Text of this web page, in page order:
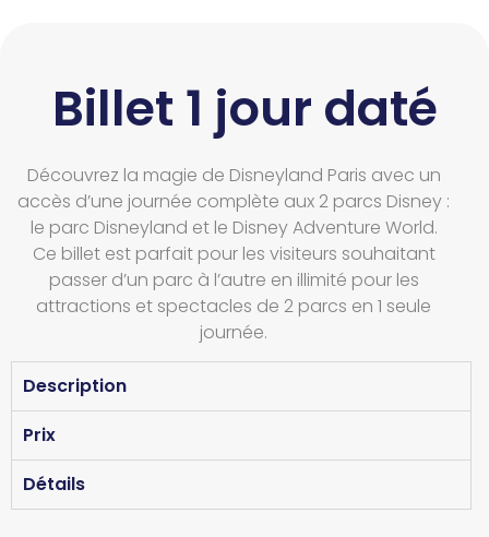
Billet 1 jour daté
Découvrez la magie de Disneyland Paris avec un
accès d’une journée complète aux 2 parcs Disney :
le parc Disneyland et le Disney Adventure World.
Ce billet est parfait pour les visiteurs souhaitant
passer d’un parc à l’autre en illimité pour les
attractions et spectacles de 2 parcs en 1 seule
journée.
Description
Prix
Détails